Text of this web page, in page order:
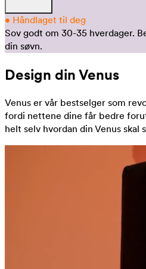
• Håndlaget til deg
Sov godt om 30-35 hverdager.
din søvn.
Design din Venus
Venus er vår bestselger som
fordi nettene dine får bedre
helt selv hvordan din Venus skal